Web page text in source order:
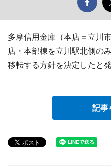
多摩信用金庫（本店＝立川
店・本部棟を立川駅北側の
移転する方針を決定したと発
記事